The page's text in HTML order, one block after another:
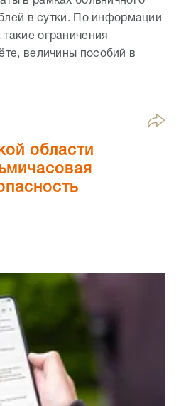
в сутки. По информации
ограничения
величины пособий в
области